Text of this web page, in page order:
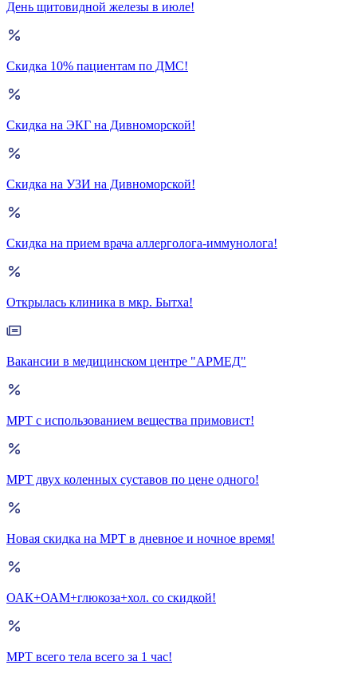
День щитовидной железы в июле!
Скидка 10% пациентам по ДМС!
Скидка на ЭКГ на Дивноморской!
Скидка на УЗИ на Дивноморской!
Скидка на прием врача аллерголога-иммунолога!
Открылась клиника в мкр. Бытха!
Вакансии в медицинском центре "АРМЕД"
МРТ с использованием вещества примовист!
МРТ двух коленных суставов по цене одного!
Новая скидка на МРТ в дневное и ночное время!
ОАК+ОАМ+глюкоза+хол. со скидкой!
МРТ всего тела всего за 1 час!